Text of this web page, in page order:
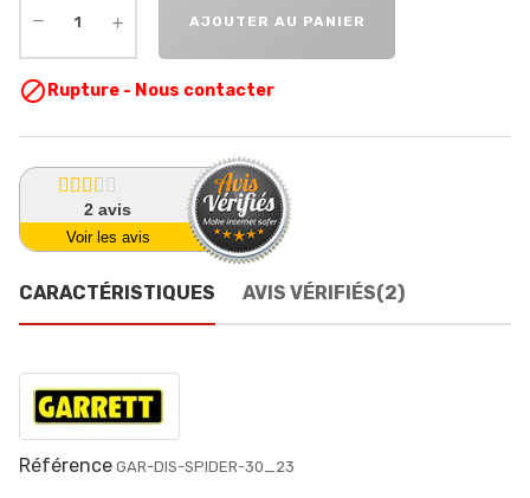
AJOUTER AU PANIER
 Rupture - Nous contacter
2avis
Voir les avis
CARACTÉRISTIQUES AVIS VÉRIFIÉS(2)
Référence GAR-DIS-SPIDER-30_23